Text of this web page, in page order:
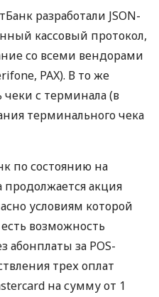
разработали JSON-
кассовый протокол,
со всеми вендорами
PAX). В то же
с терминала (в
терминального чека
по состоянию на
акция
условиям которой
возможность
абонплаты за POS-
трех оплат
на сумму от 1